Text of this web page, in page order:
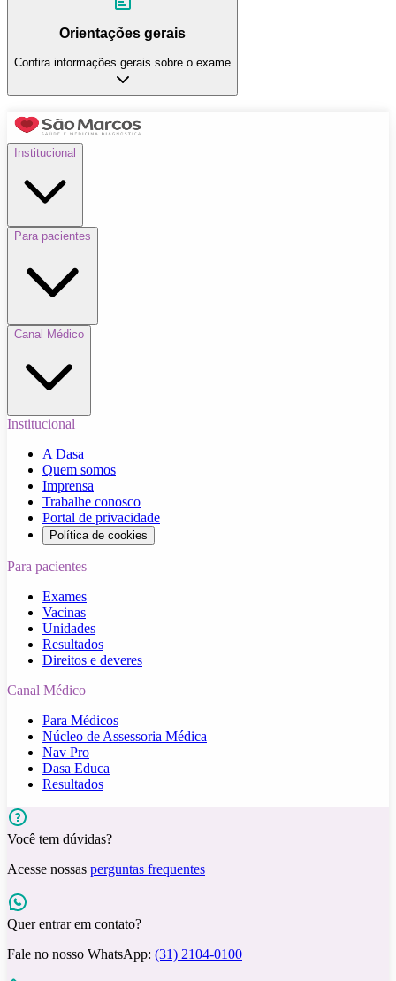
Orientações gerais
Confira informações gerais sobre o exame
Institucional
Para pacientes
Canal Médico
Institucional
A Dasa
Quem somos
Imprensa
Trabalhe conosco
Portal de privacidade
Política de cookies
Para pacientes
Exames
Vacinas
Unidades
Resultados
Direitos e deveres
Canal Médico
Para Médicos
Núcleo de Assessoria Médica
Nav Pro
Dasa Educa
Resultados
Você tem dúvidas?
Acesse nossas perguntas frequentes
Quer entrar em contato?
Fale no nosso WhatsApp: (31) 2104-0100